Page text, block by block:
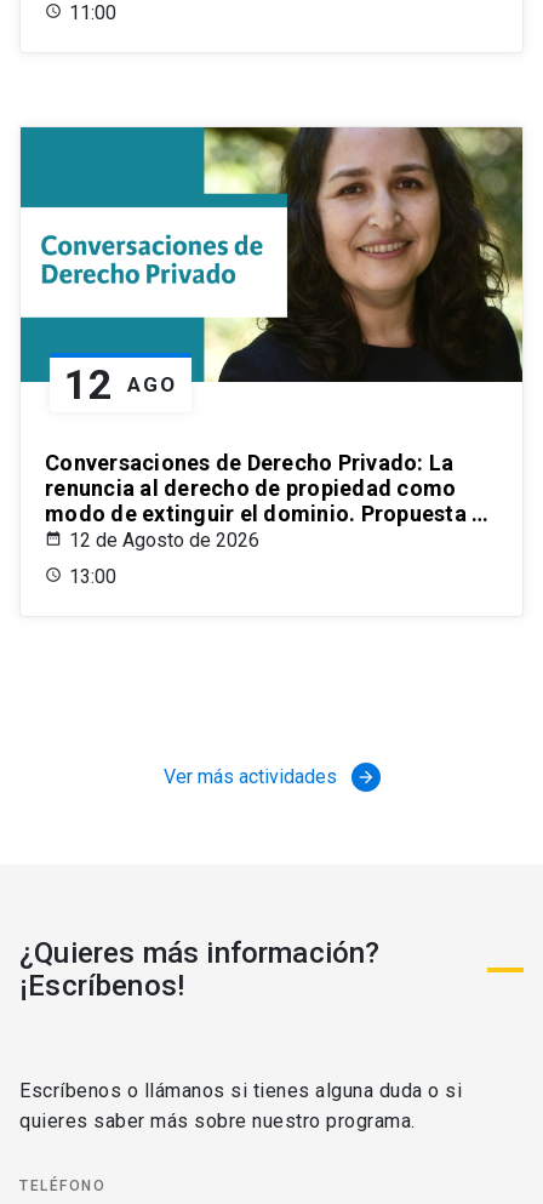
11:00
12 AGO
Conversaciones de Derecho Privado: La
renuncia al derecho de propiedad como
modo de extinguir el dominio. Propuesta de
un estatuto para el ordenamiento civil
chileno
12 de Agosto de 2026
13:00
Ver más actividades arrow_forward
¿Quieres más información?
¡Escríbenos!
Escríbenos o llámanos si tienes alguna duda o si
quieres saber más sobre nuestro programa.
TELÉFONO